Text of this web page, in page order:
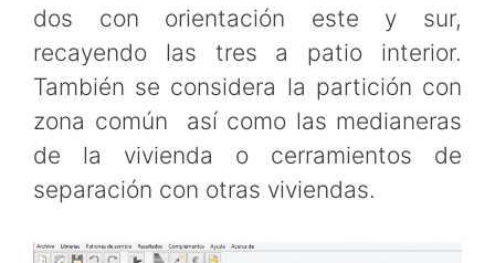
dos con orientación este y sur,
recayendo las tres a patio interior.
También se considera la partición con
zona común así como las medianeras
de la vivienda o cerramientos de
separación con otras viviendas.